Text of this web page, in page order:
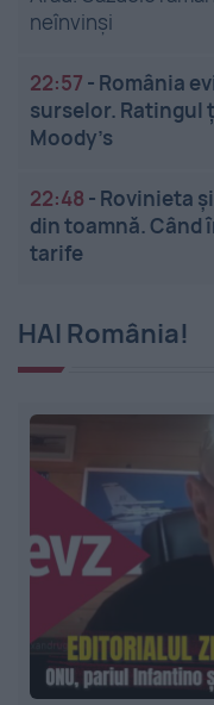
neînvinși
22:57 - România
surselor. Ratingul
Moody’s
22:48 - Rovinieta
din toamnă. Când
tarife
HAI România!